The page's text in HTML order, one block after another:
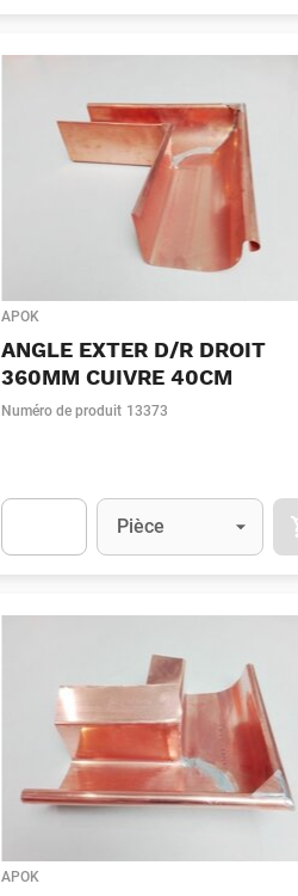
APOK
ANGLE EXTER D/R DROIT
360MM CUIVRE 40CM
Numéro de produit 13373
Unité
Pièce
APOK